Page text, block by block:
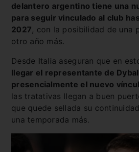
delantero argentino tiene una
para seguir vinculado al club
2027, con la posibilidad de una
otro año más.
Desde Italia aseguran que en
llegar el representante de
presencialmente el nuevo
las tratativas llegan a buen
que quede sellada su
una temporada más.